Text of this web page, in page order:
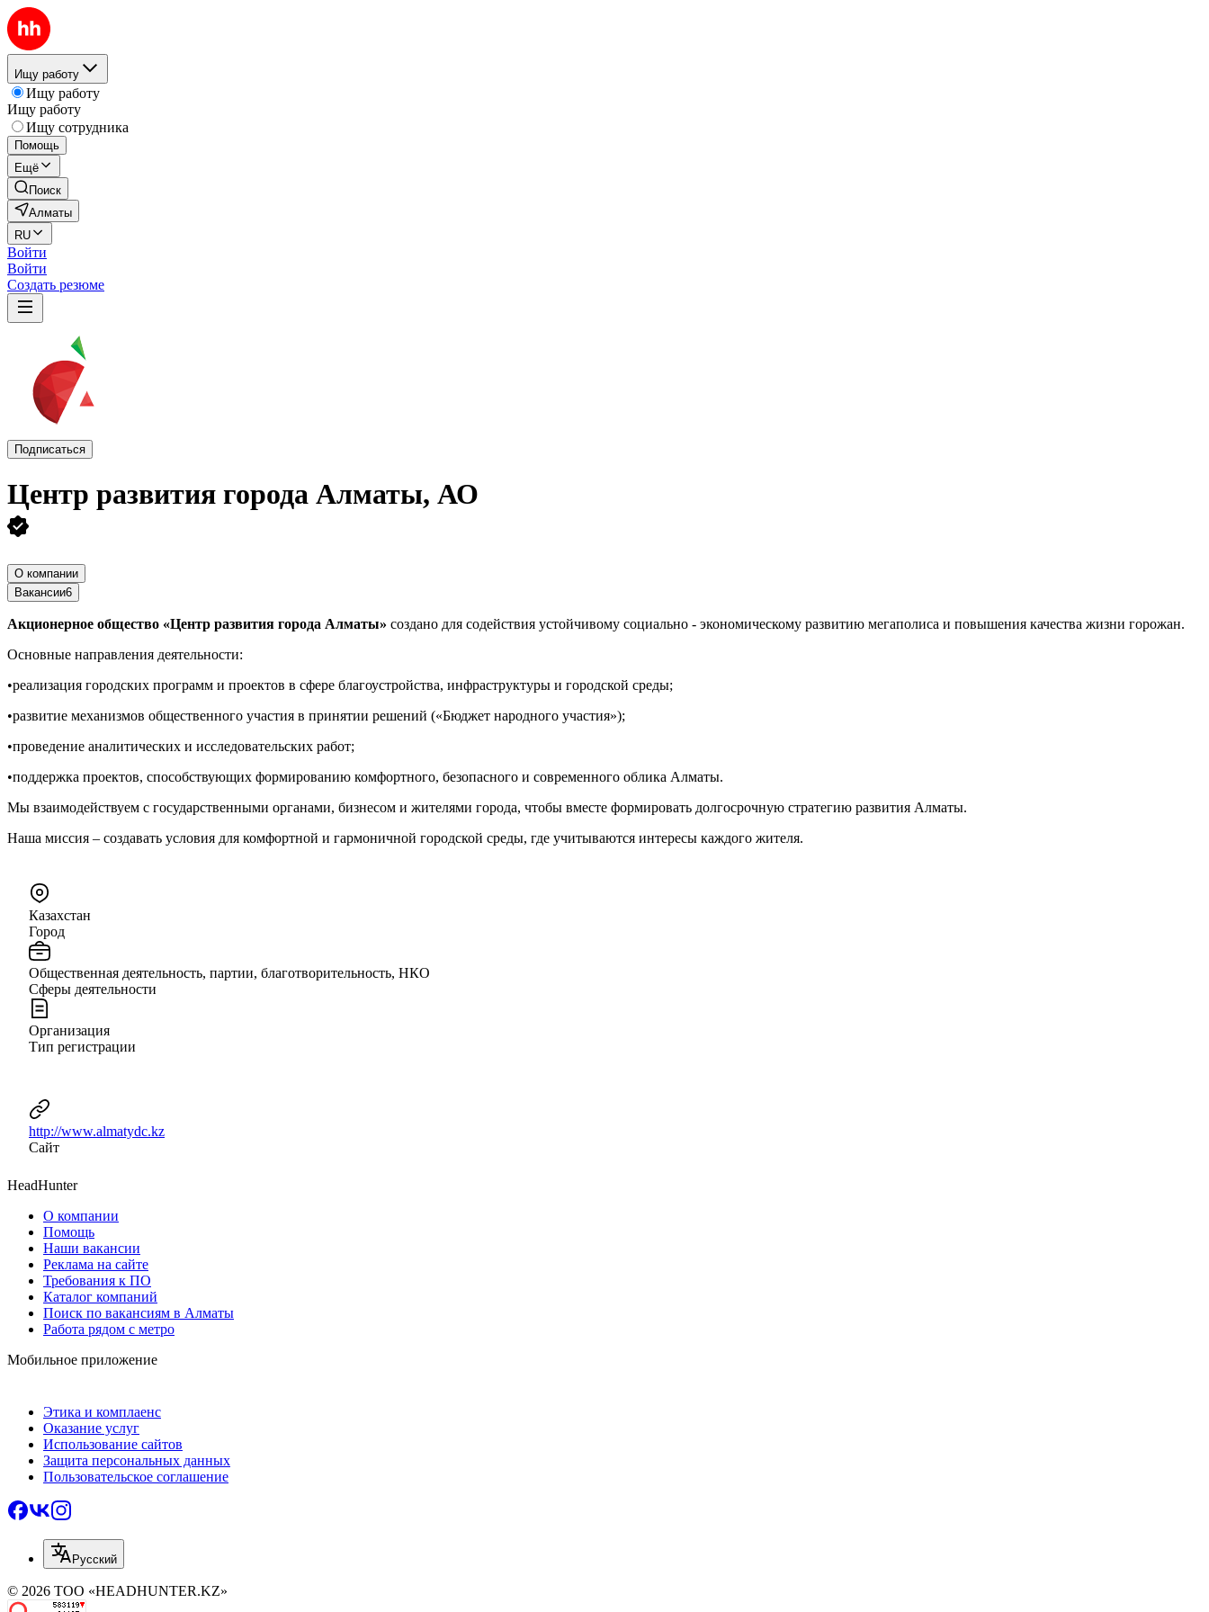
Ищу работу
Ищу работу
Ищу работу
Ищу сотрудника
Помощь
Ещё
Поиск
Алматы
RU
Войти
Войти
Создать резюме
Подписаться
Центр развития города Алматы, АО
О компании
Вакансии6
Акционерное общество «Центр развития города Алматы» создано для содействия устойчивому социально - экономическому развитию мегаполиса и повышения качества жизни горожан.
Основные направления деятельности:
•реализация городских программ и проектов в сфере благоустройства, инфраструктуры и городской среды;
•развитие механизмов общественного участия в принятии решений («Бюджет народного участия»);
•проведение аналитических и исследовательских работ;
•поддержка проектов, способствующих формированию комфортного, безопасного и современного облика Алматы.
Мы взаимодействуем с государственными органами, бизнесом и жителями города, чтобы вместе формировать долгосрочную стратегию развития Алматы.
Наша миссия – создавать условия для комфортной и гармоничной городской среды, где учитываются интересы каждого жителя.
Казахстан
Город
Общественная деятельность, партии, благотворительность, НКО
Сферы деятельности
Организация
Тип регистрации
http://www.almatydc.kz
Сайт
HeadHunter
О компании
Помощь
Наши вакансии
Реклама на сайте
Требования к ПО
Каталог компаний
Поиск по вакансиям в Алматы
Работа рядом с метро
Мобильное приложение
Этика и комплаенс
Оказание услуг
Использование сайтов
Защита персональных данных
Пользовательское соглашение
Русский
© 2026 ТОО «HEADHUNTER.KZ»